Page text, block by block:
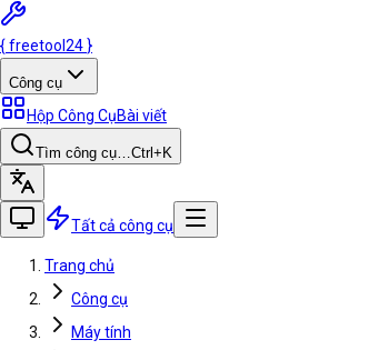
{freetool 24 }
Công cụ
Hộp Công CụBài viết
Tìm công cụ…Ctrl +K
Tất cả công cụ
Trang chủ
Công cụ
Máy tính